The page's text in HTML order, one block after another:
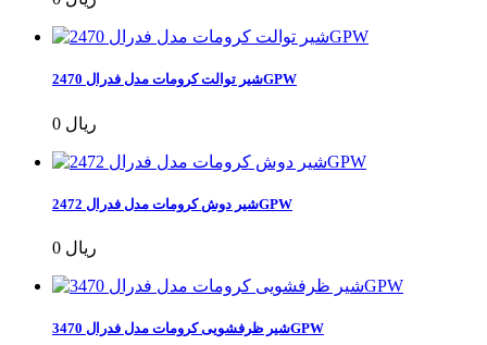
شیر توالت کرومات مدل فدرال 2470GPW
0 ریال
شیر دوش کرومات مدل فدرال 2472GPW
0 ریال
شیر ظرفشویی کرومات مدل فدرال 3470GPW